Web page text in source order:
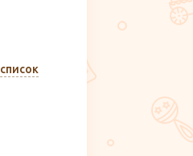
список